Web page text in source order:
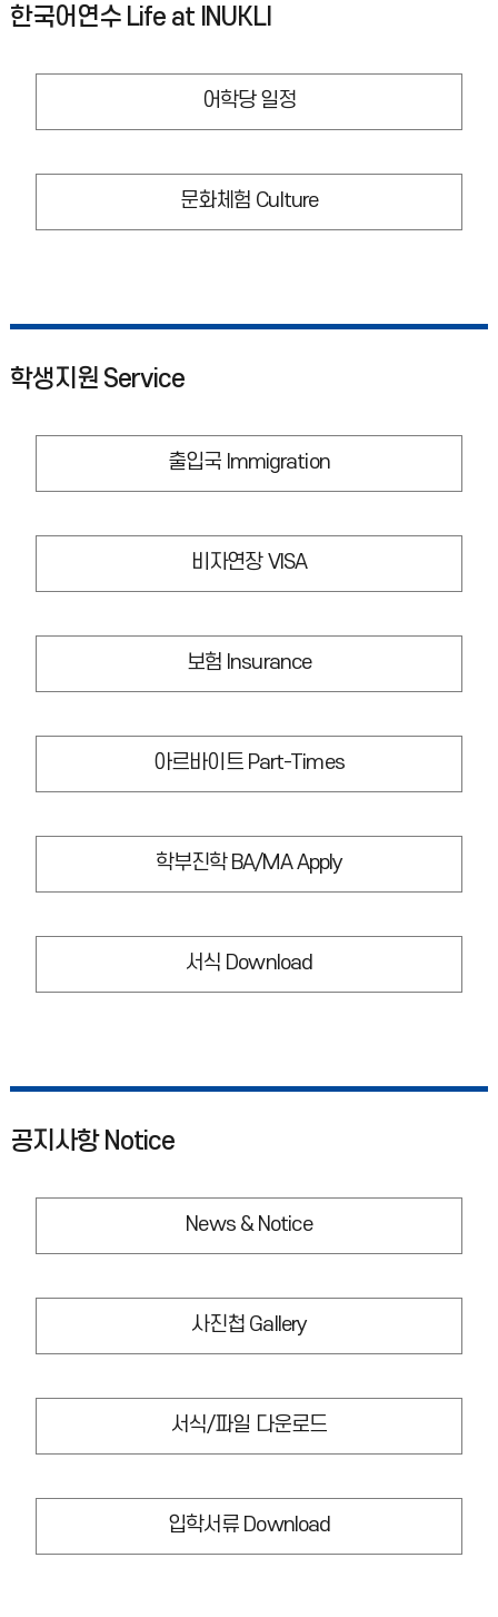
한국어연수 Life at INUKLI
어학당 일정
문화체험 Culture
학생지원 Service
출입국 Immigration
비자연장 VISA
보험 Insurance
아르바이트 Part-Times
학부진학 BA/MA Apply
서식 Download
공지사항 Notice
News & Notice
사진첩 Gallery
서식/파일 다운로드
입학서류 Download